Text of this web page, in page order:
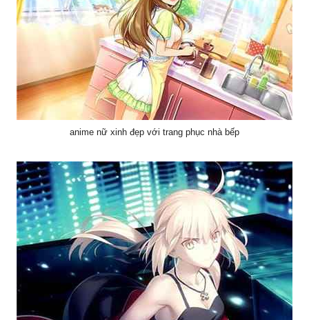
anime nữ xinh đẹp với trang phục nhà bếp